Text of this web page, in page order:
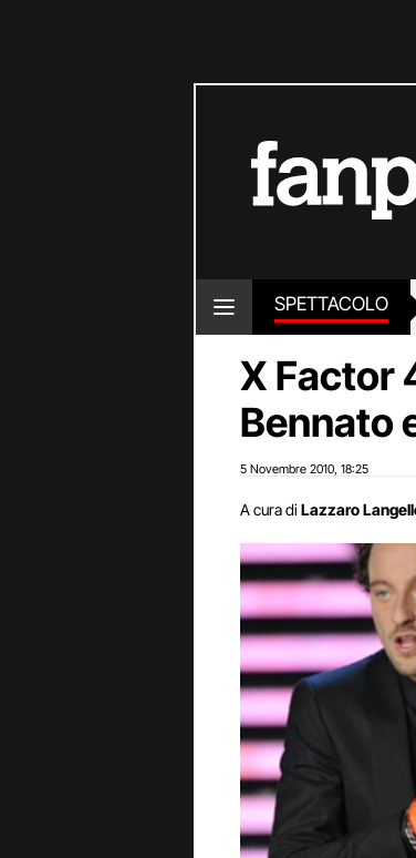
SPETTACOLO
X Factor
Bennato
5 Novembre 2010 18:25
A cura di Lazzaro